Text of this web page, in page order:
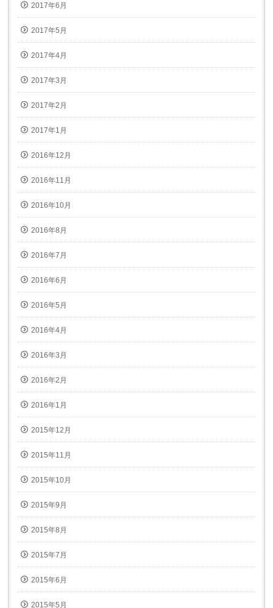
2017年6月
2017年5月
2017年4月
2017年3月
2017年2月
2017年1月
2016年12月
2016年11月
2016年10月
2016年8月
2016年7月
2016年6月
2016年5月
2016年4月
2016年3月
2016年2月
2016年1月
2015年12月
2015年11月
2015年10月
2015年9月
2015年8月
2015年7月
2015年6月
2015年5月